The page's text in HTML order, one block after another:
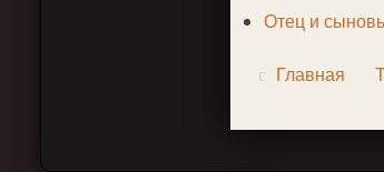
Отец и
Главная